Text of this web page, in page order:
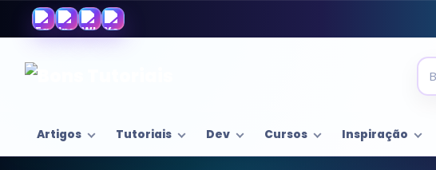
Artigos Tutoriais Dev Cursos Inspiração